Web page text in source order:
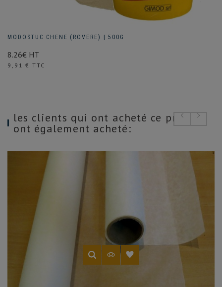
MODOSTUC CHENE (ROVERE) | 500G
8.26€ HT
Prix
9,91 € TTC
les clients qui ont acheté ce produit
ont également acheté: